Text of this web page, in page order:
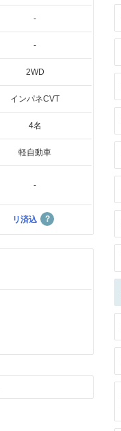
-
-
2WD
インパネCVT
4名
軽自動車
-
リ済込